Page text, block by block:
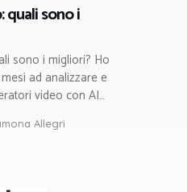
quali sono i
sono i migliori? Ho
ad analizzare e
video con AI…
Allegri